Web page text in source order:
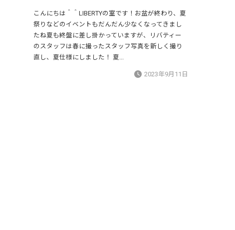
こんにちは＾＾LIBERTYの室です！お盆が終わり、夏
祭りなどのイベントもだんだん少なくなってきまし
たね夏も終盤に差し掛かっていますが、リバティー
のスタッフは春に撮ったスタッフ写真を新しく撮り
直し、夏仕様にしました！ 夏...
2023年9月11日